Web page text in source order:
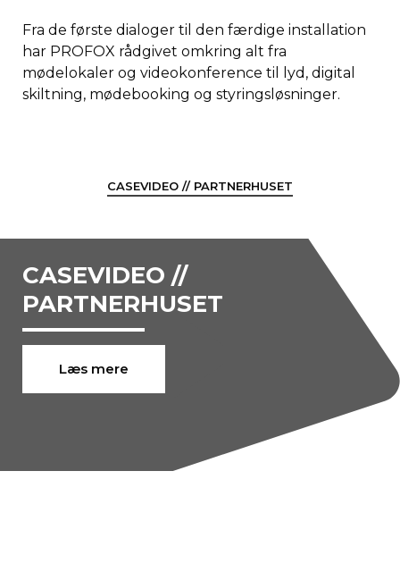
Fra de første dialoger til den færdige installation
har PROFOX rådgivet omkring alt fra
mødelokaler og videokonference til lyd, digital
skiltning, mødebooking og styringsløsninger.
CASEVIDEO // PARTNERHUSET
CASEVIDEO //
PARTNERHUSET
Læs mere